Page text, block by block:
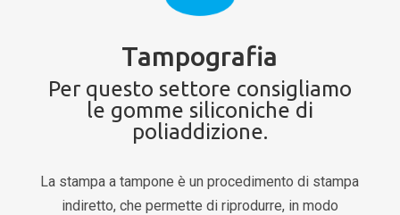
Tampografia
Per questo settore consigliamo
le gomme siliconiche di
poliaddizione.
La stampa a tampone è un procedimento di stampa
indiretto, che permette di riprodurre, in modo